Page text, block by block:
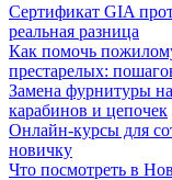
Сертификат GIA
реальная разница
Как помочь
престарелых:
Замена фурнитуры на
карабинов и цепочек
Онлайн-курсы для
новичку
Что посмотреть в